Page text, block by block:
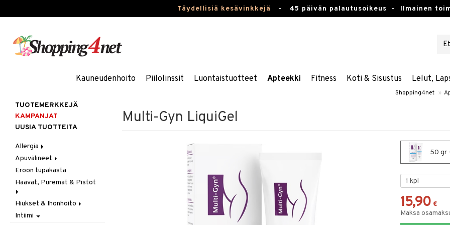
Täydellisiä kesävinkkejä - 45 päivän palautusoikeus - Ilmainen
Kauneudenhoito Piilolinssit Luontaistuotteet Apteekki Fitness Koti & Sisustus Lelut,
Shopping4net »
Multi-Gyn LiquiGel
50 gr
15,90 €
Maksa
TUOTEMERKKEJÄ
KAMPANJAT
UUSIA TUOTTEITA
Allergia
Nenäsuihkeet
Silmätipat
Apuvälineet
Hygienia
Kävely & Seisominen
Saa kiinni & Ylety
Eroon tupakasta
Haavat, Puremat & Pistot
Ensiapu
Haavat
Hiukset & Ihonhoito
Erityistuotteet
Intiimi